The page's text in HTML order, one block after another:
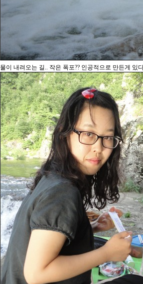
물이 내려오는 길.. 작은 폭포?? 인공적으로 만든게